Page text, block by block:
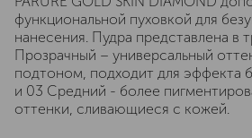
функциональной пуховкой для
нанесения. Пудра представлена в
Прозрачный – универсальный
подтоном, подходит для эффекта
и 03 Средний - более
оттенки, сливающиеся с кожей.